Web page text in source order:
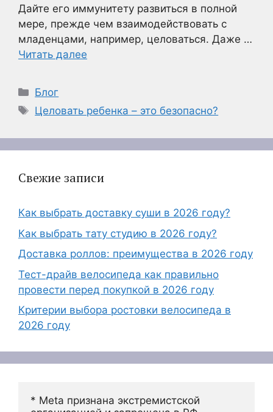
Дайте его иммунитету развиться в полной
мере, прежде чем взаимодействовать с
младенцами, например, целоваться. Даже …
Читать далее
Рубрики
Блог
Метки
Целовать ребенка – это безопасно?
Свежие записи
Как выбрать доставку суши в 2026 году?
Как выбрать тату студию в 2026 году?
Доставка роллов: преимущества в 2026 году
Тест-драйв велосипеда как правильно
провести перед покупкой в 2026 году
Критерии выбора ростовки велосипеда в
2026 году
* Meta признана экстремистской